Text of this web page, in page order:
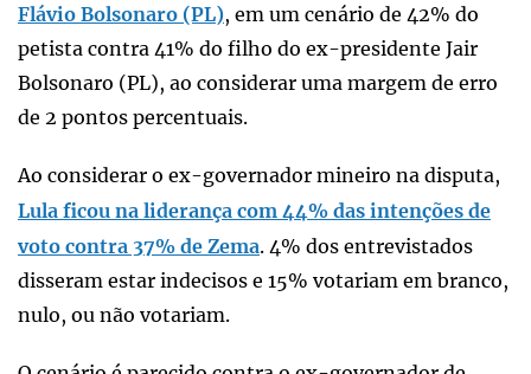
Flávio Bolsonaro (PL), em um cenário de 42% do
petista contra 41% do filho do ex-presidente Jair
Bolsonaro (PL), ao considerar uma margem de erro
de 2 pontos percentuais.
Ao considerar o ex-governador mineiro na disputa,
Lula ficou na liderança com 44% das intenções de
voto contra 37% de Zema. 4% dos entrevistados
disseram estar indecisos e 15% votariam em branco,
nulo, ou não votariam.